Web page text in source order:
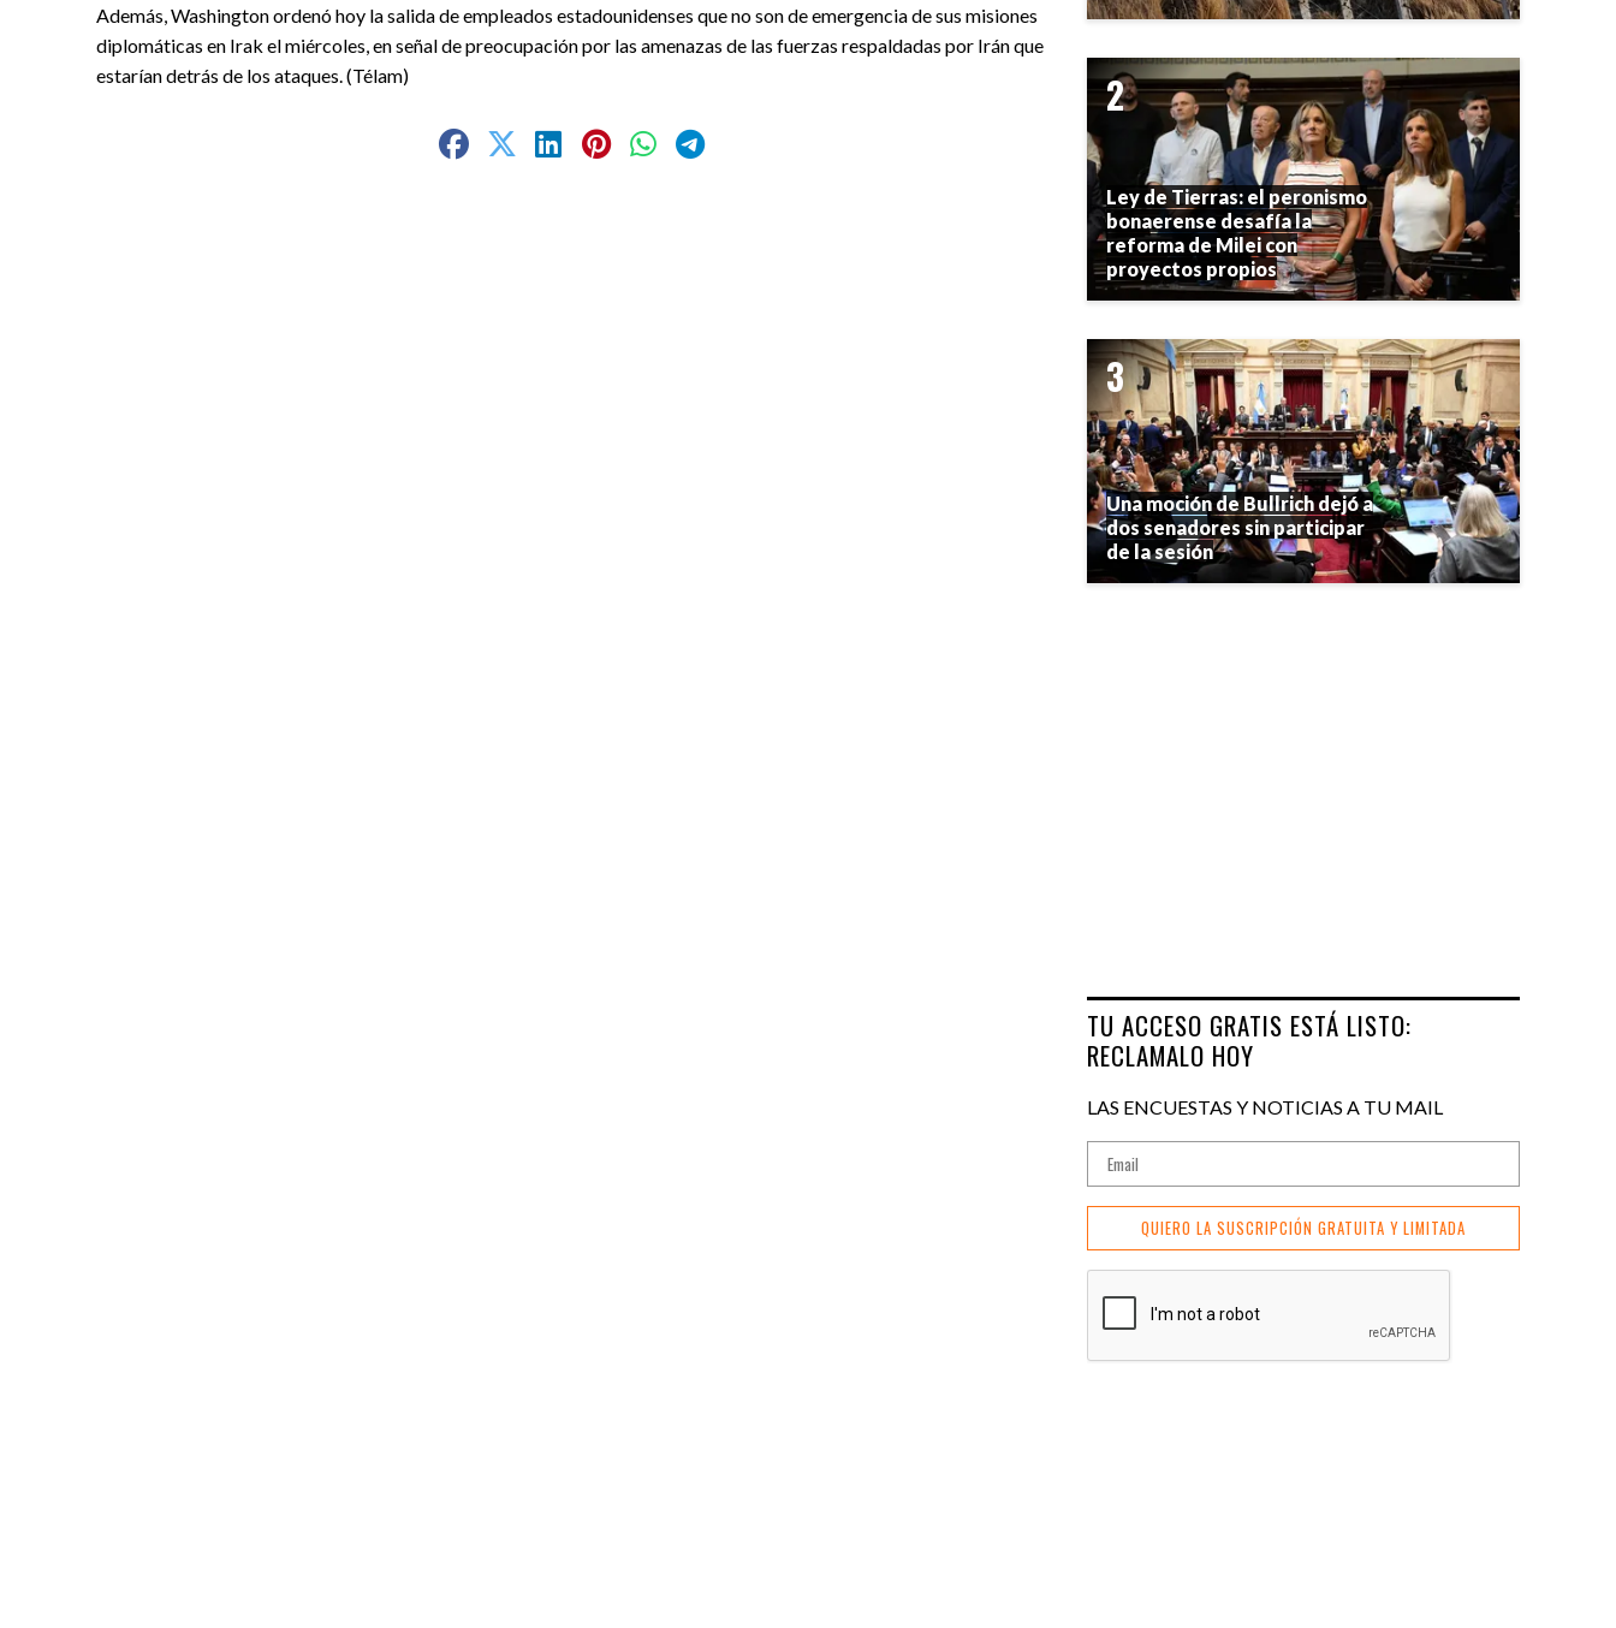
Además, Washington ordenó hoy la salida de empleados estadounidenses que no son de emergencia de sus misiones
diplomáticas en Irak el miércoles, en señal de preocupación por las amenazas de las fuerzas respaldadas por Irán que
estarían detrás de los ataques. (Télam)
Ley de Tierras: el peronismo
bonaerense desafía la
reforma de Milei con
proyectos propios
Una moción de Bullrich dejó a
dos senadores sin participar
de la sesión
TU ACCESO GRATIS ESTÁ LISTO:
RECLAMALO HOY
LAS ENCUESTAS Y NOTICIAS A TU MAIL
QUIERO LA SUSCRIPCIÓN GRATUITA Y LIMITADA